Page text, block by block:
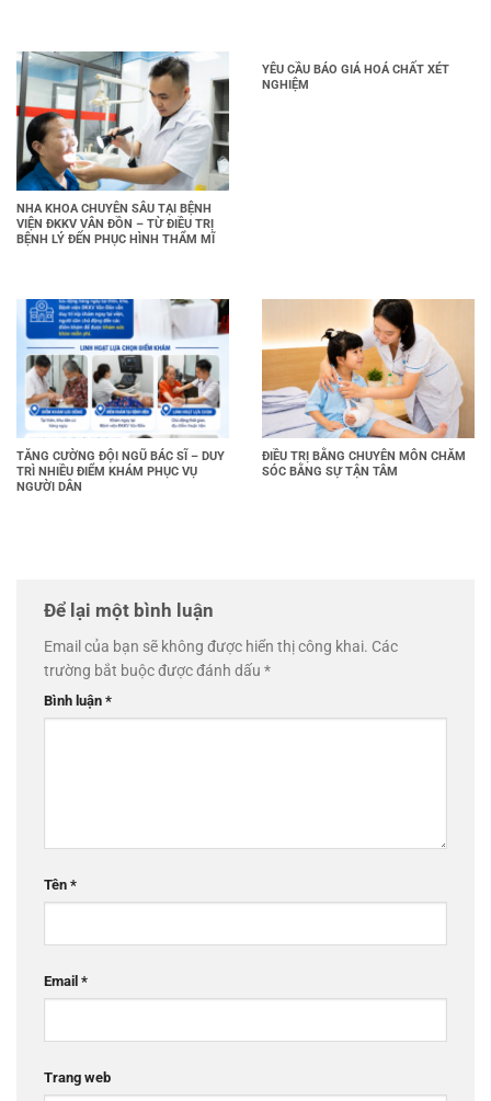
NHA KHOA CHUYÊN SÂU TẠI BỆNH
VIỆN ĐKKV VÂN ĐỒN – TỪ ĐIỀU TRỊ
BỆNH LÝ ĐẾN PHỤC HÌNH THẨM MĨ
YÊU CẦU BÁO GIÁ HOÁ CHẤT XÉT
NGHIỆM
TĂNG CƯỜNG ĐỘI NGŨ BÁC SĨ – DUY
TRÌ NHIỀU ĐIỂM KHÁM PHỤC VỤ
NGƯỜI DÂN
ĐIỀU TRỊ BẰNG CHUYÊN MÔN CHĂM
SÓC BẰNG SỰ TẬN TÂM
Để lại một bình luận
Email của bạn sẽ không được hiển thị công khai. Các
trường bắt buộc được đánh dấu *
Bình luận *
Tên *
Email *
Trang web